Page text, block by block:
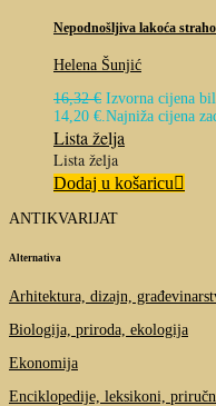
Nepodnošljiva lakoća
Helena Šunjić
16,32€ Izvorna cijena
14,20 €.Najniža cijena
Lista želja
Lista želja
Dodaj u košaricu
ANTIKVARIJAT
Alternativa
Arhitektura, dizajn,
Biologija, priroda, ekologija
Ekonomija
Enciklopedije, leksikoni,